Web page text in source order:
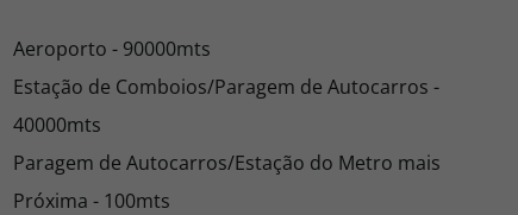
Aeroporto - 90000mts
Estação de Comboios/Paragem de Autocarros -
40000mts
Paragem de Autocarros/Estação do Metro mais
Próxima - 100mts